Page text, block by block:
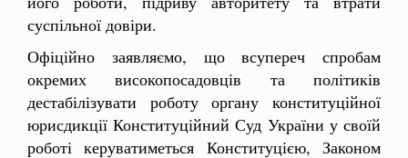
суспільної довіри.
Офіційно заявляємо, що всупереч спробам
окремих високопосадовців та політиків
дестабілізувати роботу органу конституційної
юрисдикції Конституційний Суд України у своїй
роботі керуватиметься Конституцією, Законом